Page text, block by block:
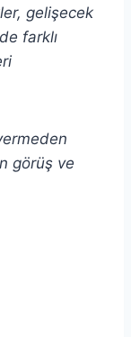
gelişecek
farklı
görüş ve